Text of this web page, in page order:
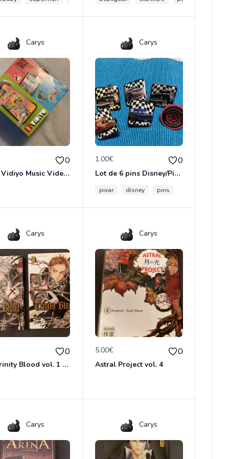
Carys
0
Lego Vidiyo Music Video Maker 43105
Carys
1.00€ 0
Lot de 6 pins Disney/Pixar «Cars »
pixar disney pins
Carys
0
Lot Trinity Blood vol. 1 &2
Carys
5.00€ 0
Astral Project vol. 4
Carys Carys